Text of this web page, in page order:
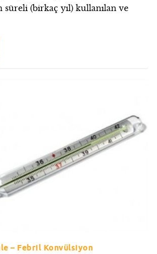
süreli (birkaç yıl) kullanılan ve
– Febril Konvülsiyon